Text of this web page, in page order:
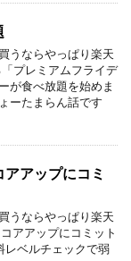
うならやっぱり楽天
プレミアムフライデ
が食べ放題を始めま
ーたまらん話です
アップにコミ
うならやっぱり楽天
アアップにコミット
レベルチェックで弱